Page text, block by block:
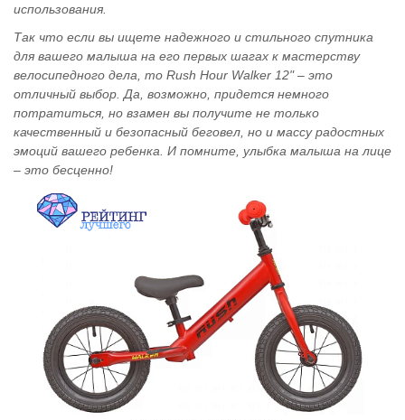
использования.
Так что если вы ищете надежного и стильного спутника
для вашего малыша на его первых шагах к мастерству
велосипедного дела, то Rush Hour Walker 12" – это
отличный выбор. Да, возможно, придется немного
потратиться, но взамен вы получите не только
качественный и безопасный беговел, но и массу радостных
эмоций вашего ребенка. И помните, улыбка малыша на лице
– это бесценно!